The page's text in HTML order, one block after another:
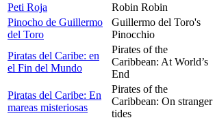
Peti Roja
Robin Robin
Pinocho de Guillermo
del Toro
Guillermo del Toro's
Pinocchio
Piratas del Caribe: en
el Fin del Mundo
Pirates of the
Caribbean: At World’s
End
Piratas del Caribe: En
mareas misteriosas
Pirates of the
Caribbean: On stranger
tides